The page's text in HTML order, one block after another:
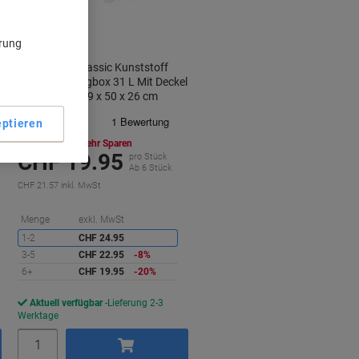
sparen
SmartStore Classic Kunststoff
Aufbewahrungbox 31 L Mit Deckel
Transparent 39 x 50 x 26 cm
Mehr Kaufen, Mehr Sparen
CHF 19.95
pro Stück
Ab 6 Stück
CHF 21.57 inkl. MwSt
Menge exkl. MwSt
1-2
CHF 24.95
3-5
CHF 22.95
-8%
6+
CHF 19.95 -20%
Aktuell verfügbar Lieferung 2-3
Werktage